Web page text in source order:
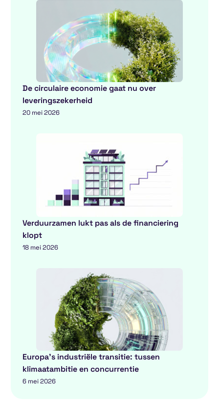
De circulaire economie gaat nu over
leveringszekerheid
20 mei 2026
Verduurzamen lukt pas als de financiering
klopt
18 mei 2026
Europa’s industriële transitie: tussen
klimaatambitie en concurrentie
6 mei 2026